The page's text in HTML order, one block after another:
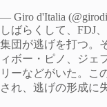
— Giro d'Italia
しばらくして、FDJ
集団が逃げを打つ。
ィボー・ピノ、ジェ
リーなどがいた。こ
され、逃げの形成に